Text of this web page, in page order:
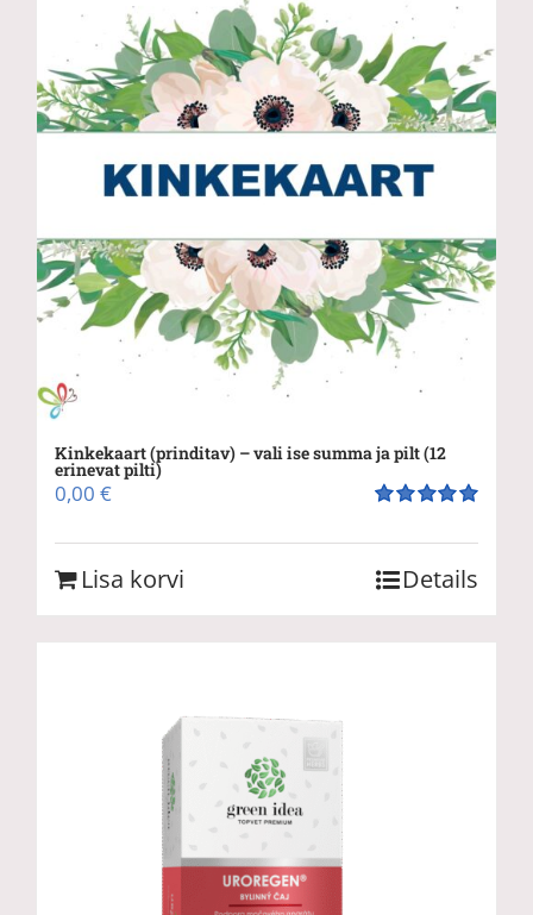
Kinkekaart (prinditav) – vali ise summa ja pilt (12
erinevat pilti)
5.00/ 5
0,00 €
Lisa korvi Details